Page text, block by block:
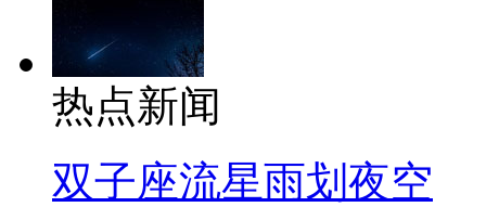
热点新闻
双子座流星雨划夜空